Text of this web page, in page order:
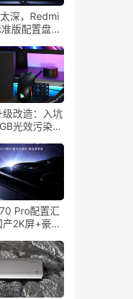
太深，Redmi
版配置盘
级改造：入坑
光效污染，
Pro配置汇
产2K屏+豪威